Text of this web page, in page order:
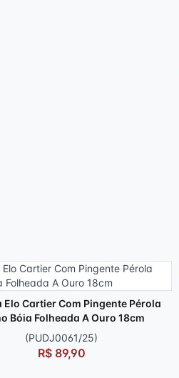
Elo Cartier Com Pingente Pérola
Bóia Folheada A Ouro 18cm
(PUDJ0061/25)
R$ 89,90